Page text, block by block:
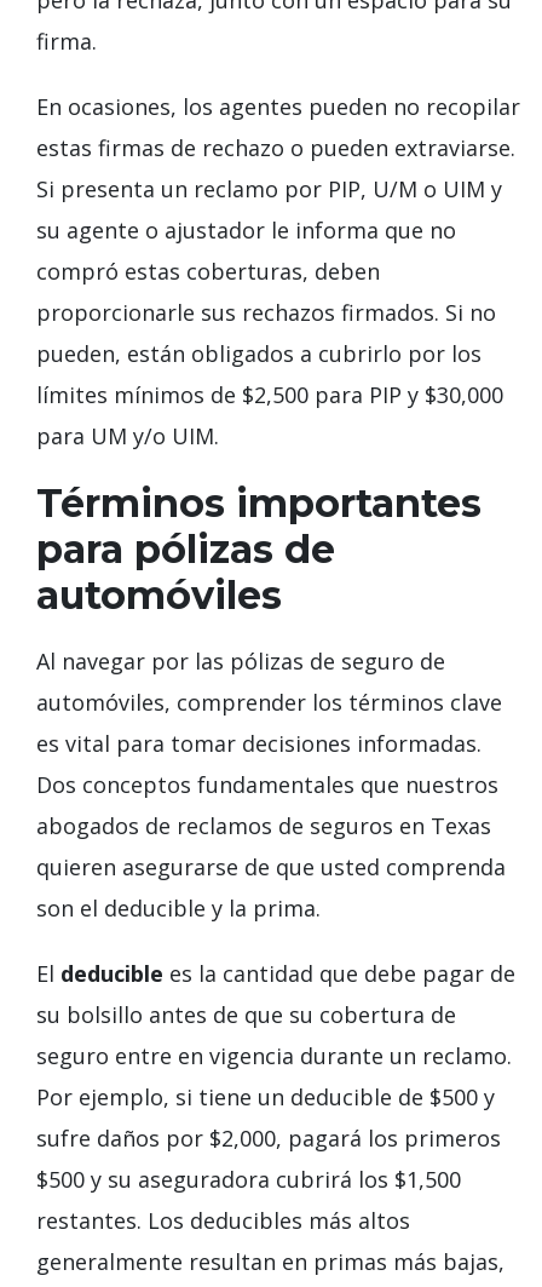
firma.
En ocasiones, los agentes pueden no recopilar
estas firmas de rechazo o pueden extraviarse.
Si presenta un reclamo por PIP, U/M o UIM y
su agente o ajustador le informa que no
compró estas coberturas, deben
proporcionarle sus rechazos firmados. Si no
pueden, están obligados a cubrirlo por los
límites mínimos de $2,500 para PIP y $30,000
para UM y/o UIM.
Términos importantes
para pólizas de
automóviles
Al navegar por las pólizas de seguro de
automóviles, comprender los términos clave
es vital para tomar decisiones informadas.
Dos conceptos fundamentales que nuestros
abogados de reclamos de seguros en Texas
quieren asegurarse de que usted comprenda
son el deducible y la prima.
El deducible es la cantidad que debe pagar de
su bolsillo antes de que su cobertura de
seguro entre en vigencia durante un reclamo.
Por ejemplo, si tiene un deducible de $500 y
sufre daños por $2,000, pagará los primeros
$500 y su aseguradora cubrirá los $1,500
restantes. Los deducibles más altos
generalmente resultan en primas más bajas,